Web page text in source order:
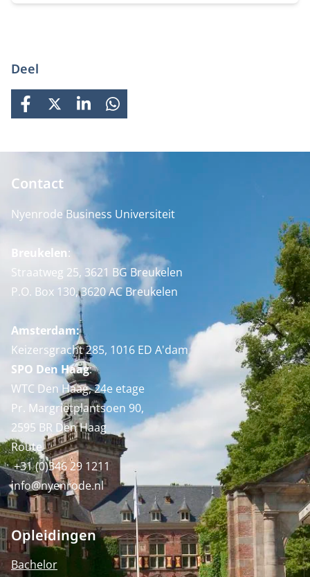
toezichthouder.
Deel
FACEBOOK
X LINKEDINWHATSAPP
Contact
Nyenrode Business Universiteit
Breukelen:
Straatweg 25, 3621 BG Breukelen
P.O. Box 130, 3620 AC Breukelen
Amsterdam:
Keizersgracht 285, 1016 ED A'dam
SPO Den Haag:
WTC Den Haag, 24e etage
Pr. Margrietplantsoen 90,
2595 BR Den Haag
Route
+31 (0)346 29 1211
info@nyenrode.nl
Opleidingen
Bachelor